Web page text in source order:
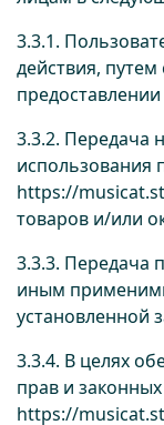
3.3.1.
действия,
3.3.2. Передача
использования
https://
товаров и/или
3.3.3. Передача
иным
установленной
3.3.4. В целях
прав и
https://